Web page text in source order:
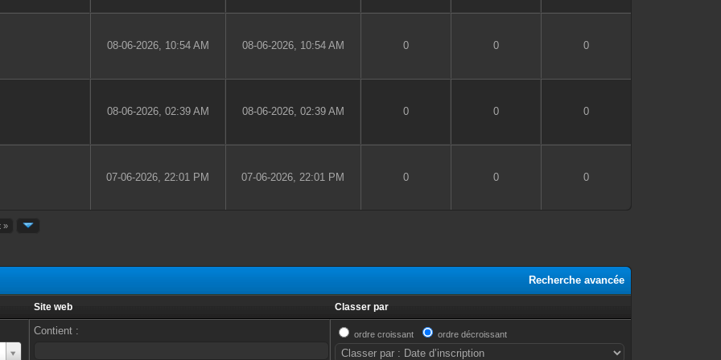
08-06-2026, 10:54 AM 08-06-2026, 10:54 AM 0 0 0
08-06-2026, 02:39 AM 08-06-2026, 02:39 AM 0 0 0
07-06-2026, 22:01 PM 07-06-2026, 22:01 PM 0 0 0
»
Recherche avancée
Site web Classer par
Contient : ordre croissant ordre décroissant